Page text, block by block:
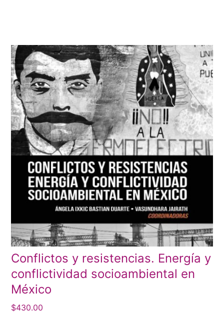
Conflictos y resistencias. Energía y
conflictividad socioambiental en
México
$430.00